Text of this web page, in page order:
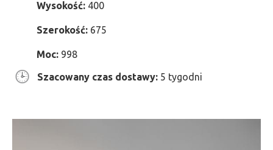
Wysokość: 400
Szerokość: 675
Moc: 998
Szacowany czas dostawy: 5 tygodni